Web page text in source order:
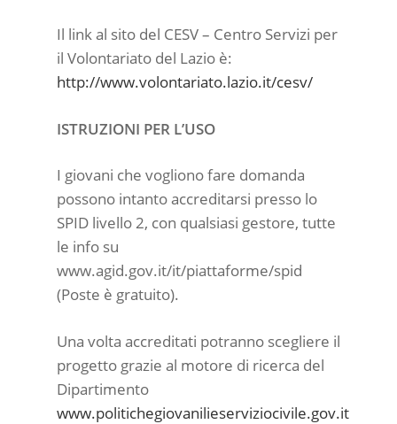
Il link al sito del CESV – Centro Servizi per
il Volontariato del Lazio è:
http://www.volontariato.lazio.it/cesv/
ISTRUZIONI PER L’USO
I giovani che vogliono fare domanda
possono intanto accreditarsi presso lo
SPID livello 2, con qualsiasi gestore, tutte
le info su
www.agid.gov.it/it/piattaforme/spid
(Poste è gratuito).
Una volta accreditati potranno scegliere il
progetto grazie al motore di ricerca del
Dipartimento
www.politichegiovanilieserviziocivile.gov.it